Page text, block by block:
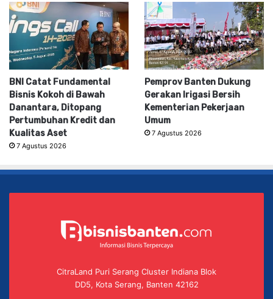
BNI Catat Fundamental
Bisnis Kokoh di Bawah
Danantara, Ditopang
Pertumbuhan Kredit dan
Kualitas Aset
7 Agustus 2026
Pemprov Banten Dukung
Gerakan Irigasi Bersih
Kementerian Pekerjaan
Umum
7 Agustus 2026
CitraLand Puri Serang Cluster Indiana Blok
DD5, Kota Serang, Banten 42162